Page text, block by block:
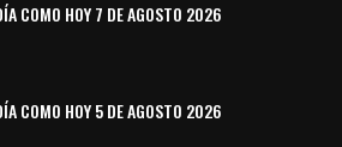
COMO HOY 7 DE AGOSTO 2026
COMO HOY 5 DE AGOSTO 2026